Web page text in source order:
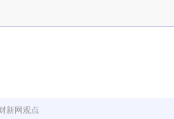
新网观点